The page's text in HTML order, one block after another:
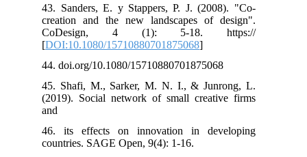
43. Sanders, E. y Stappers, P. J. (2008). "Co-
creation and the new landscapes of design".
CoDesign, 4 (1): 5-18. https://
[DOI:10.1080/15710880701875068
44. doi.org/10.1080/15710880701875068
45. Shafi, M., Sarker, M. N. I., & Junrong, L.
(2019). Social network of small creative firms
46. its effects on innovation in developing
countries. SAGE Open, 9(4): 1-16.